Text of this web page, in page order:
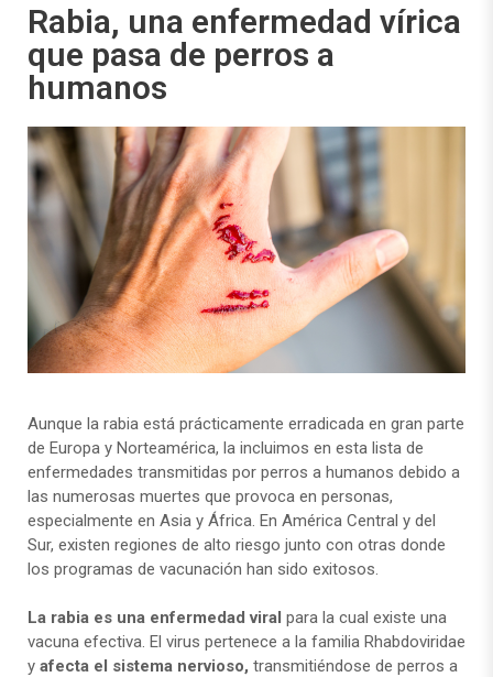
Rabia, una enfermedad vírica
que pasa de perros a
humanos
Aunque la rabia está prácticamente erradicada en gran parte
de Europa y Norteamérica, la incluimos en esta lista de
enfermedades transmitidas por perros a humanos debido a
las numerosas muertes que provoca en personas,
especialmente en Asia y África. En América Central y del
Sur, existen regiones de alto riesgo junto con otras donde
los programas de vacunación han sido exitosos.
La rabia es una enfermedad viral para la cual existe una
vacuna efectiva. El virus pertenece a la familia Rhabdoviridae
y afecta el sistema nervioso, transmitiéndose de perros a